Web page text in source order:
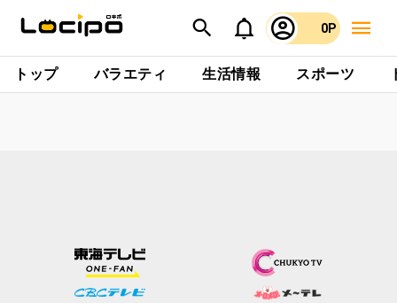
0P
トップ バラエティ 生活情報 スポーツ